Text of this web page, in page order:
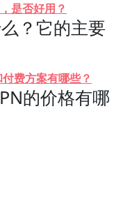
是否好用？
？它的主要
费方案有哪些？
的价格有哪